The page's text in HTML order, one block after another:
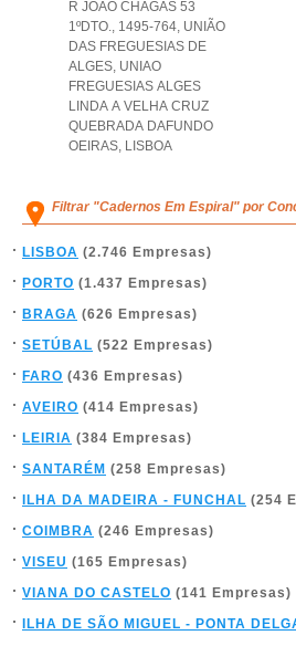
R JOÃO CHAGAS 53
1ºDTO., 1495-764, UNIÃO
DAS FREGUESIAS DE
ALGES, UNIAO
FREGUESIAS ALGES
LINDA A VELHA CRUZ
QUEBRADA DAFUNDO
OEIRAS, LISBOA
Filtrar "Cadernos Em Espiral" por
LISBOA (2.746 Empresas)
PORTO (1.437 Empresas)
BRAGA (626 Empresas)
SETÚBAL (522 Empresas)
FARO (436 Empresas)
AVEIRO (414 Empresas)
LEIRIA (384 Empresas)
SANTARÉM (258 Empresas)
ILHA DA MADEIRA - FUNCHAL (254
COIMBRA (246 Empresas)
VISEU (165 Empresas)
VIANA DO CASTELO (141 Empresas)
ILHA DE SÃO MIGUEL - PONTA